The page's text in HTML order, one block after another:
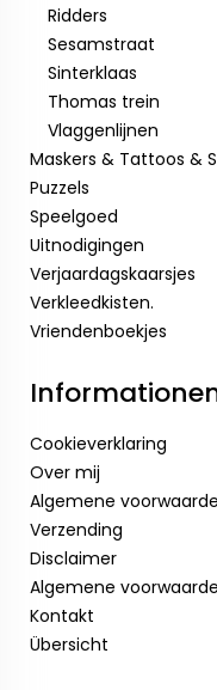
Ridders
Sesamstraat
Sinterklaas
Thomas trein
Vlaggenlijnen
Maskers & Tattoos &
Puzzels
Speelgoed
Uitnodigingen
Verjaardagskaarsjes
Verkleedkisten.
Vriendenboekjes
Cookieverklaring
Over mij
Algemene
Verzending
Disclaimer
Algemene
Kontakt
Übersicht